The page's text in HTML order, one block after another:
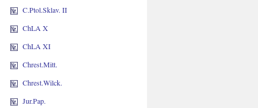
C.Ptol.Sklav. II
ChLA X
ChLA XI
Chrest.Mitt.
Chrest.Wilck.
Jur.Pap.